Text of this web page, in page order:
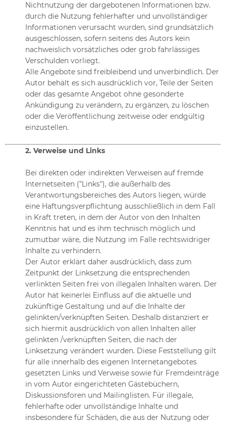
Nichtnutzung der dargebotenen Informationen bzw.
durch die Nutzung fehlerhafter und unvollständiger
Informationen verursacht wurden, sind grundsätzlich
ausgeschlossen, sofern seitens des Autors kein
nachweislich vorsätzliches oder grob fahrlässiges
Verschulden vorliegt.
Alle Angebote sind freibleibend und unverbindlich. Der
Autor behält es sich ausdrücklich vor, Teile der Seiten
oder das gesamte Angebot ohne gesonderte
Ankündigung zu verändern, zu ergänzen, zu löschen
oder die Veröffentlichung zeitweise oder endgültig
einzustellen.
2. Verweise und Links
Bei direkten oder indirekten Verweisen auf fremde
Internetseiten ("Links"), die außerhalb des
Verantwortungsbereiches des Autors liegen, würde
eine Haftungsverpflichtung ausschließlich in dem Fall
in Kraft treten, in dem der Autor von den Inhalten
Kenntnis hat und es ihm technisch möglich und
zumutbar wäre, die Nutzung im Falle rechtswidriger
Inhalte zu verhindern.
Der Autor erklärt daher ausdrücklich, dass zum
Zeitpunkt der Linksetzung die entsprechenden
verlinkten Seiten frei von illegalen Inhalten waren. Der
Autor hat keinerlei Einfluss auf die aktuelle und
zukünftige Gestaltung und auf die Inhalte der
gelinkten/verknüpften Seiten. Deshalb distanziert er
sich hiermit ausdrücklich von allen Inhalten aller
gelinkten /verknüpften Seiten, die nach der
Linksetzung verändert wurden. Diese Feststellung gilt
für alle innerhalb des eigenen Internetangebotes
gesetzten Links und Verweise sowie für Fremdeinträge
in vom Autor eingerichteten Gästebüchern,
Diskussionsforen und Mailinglisten. Für illegale,
fehlerhafte oder unvollständige Inhalte und
insbesondere für Schäden, die aus der Nutzung oder